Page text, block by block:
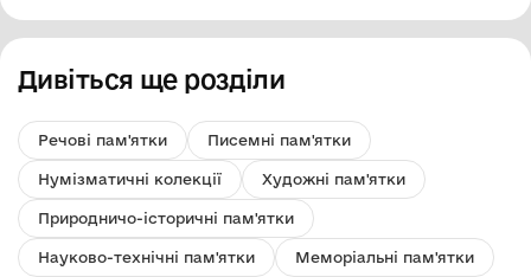
Дивіться ще розділи
Речові пам'ятки Писемні пам'ятки
Нумізматичні колекції Художні пам'ятки
Природничо-історичні пам'ятки
Науково-технічні пам'ятки Меморіальні пам'ятки